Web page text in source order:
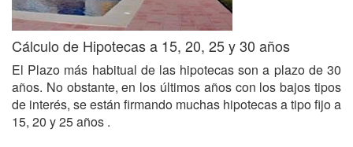
Cálculo de Hipotecas a 15, 20, 25 y 30 años
El Plazo más habitual de las hipotecas son a plazo de 30
años. No obstante, en los últimos años con los bajos tipos
de interés, se están firmando muchas hipotecas a tipo fijo a
15, 20 y 25 años .